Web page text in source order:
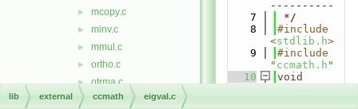
► mcopy.c
► minv.c
► mmul.c
► ortho.c
► otrma.c
► otrsm.c
----------
    7
*/
    8
#include
<stdlib.h>
    9
#include
" ccmath.h "
   10
void
lib external ccmath eigval.c